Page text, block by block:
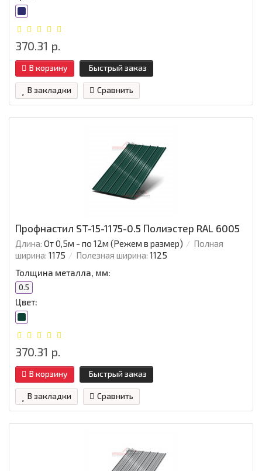
370.31 р.
В корзину Быстрый заказ
В закладки Сравнить
Профнастил ST-15-1175-0.5 Полиэстер RAL 6005
Длина: От 0,5м - по 12м (Режем в размер)
Полная
ширина: 1175 Полезная ширина: 1125
Толщина металла, мм:
0.5
Цвет:
370.31 р.
В корзину Быстрый заказ
В закладки Сравнить